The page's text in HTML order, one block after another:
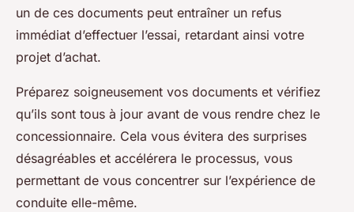
un de ces documents peut entraîner un refus
immédiat d’effectuer l’essai, retardant ainsi votre
projet d’achat.
Préparez soigneusement vos documents et vérifiez
qu’ils sont tous à jour avant de vous rendre chez le
concessionnaire. Cela vous évitera des surprises
désagréables et accélérera le processus, vous
permettant de vous concentrer sur l’expérience de
conduite elle-même.